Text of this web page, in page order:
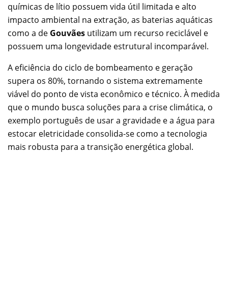
químicas de lítio possuem vida útil limitada e alto
impacto ambiental na extração, as baterias aquáticas
como a de Gouvães utilizam um recurso reciclável e
possuem uma longevidade estrutural incomparável.
A eficiência do ciclo de bombeamento e geração
supera os 80%, tornando o sistema extremamente
viável do ponto de vista econômico e técnico. À medida
que o mundo busca soluções para a crise climática, o
exemplo português de usar a gravidade e a água para
estocar eletricidade consolida-se como a tecnologia
mais robusta para a transição energética global.